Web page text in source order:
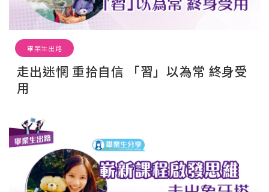
畢業生出路
走出迷惘 重拾自信 「習」以為常 終身受
用